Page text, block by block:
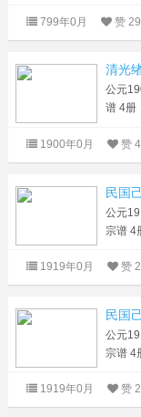
799年0月 赞
清光
公元
谱 4册
1900年0月 赞
民国
公元
宗谱 4
1919年0月 赞
民国
公元
宗谱 4
1919年0月 赞